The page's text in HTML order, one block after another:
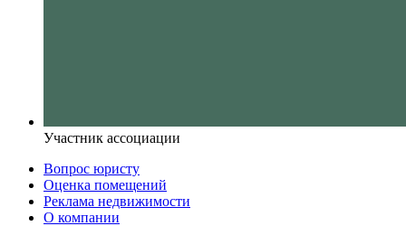
Участник ассоциации
Вопрос юристу
Оценка помещений
Реклама недвижимости
О компании